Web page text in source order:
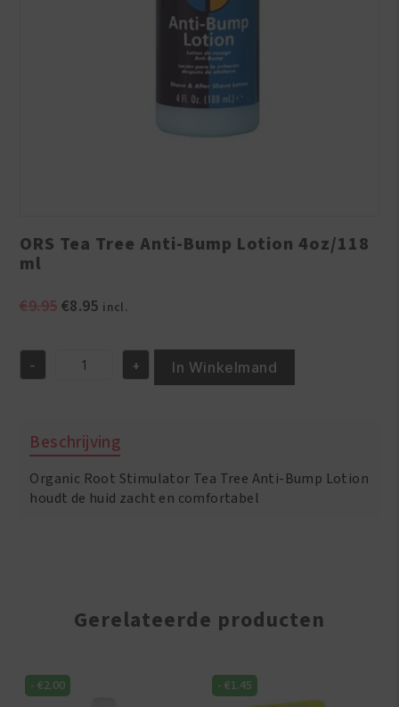
ORS Tea Tree Anti-Bump Lotion 4oz/118
ml
€9.95 Oorspronkelijke
€9.95.
€8.95Huidige
€8.95.
incl.
ORS
Bump
Lotion
4oz/118
ml
- + In Winkelmand
Beschrijving
Organic Root Stimulator Tea Tree Anti-Bump Lotion
houdt de huid zacht en comfortabel
Gerelateerde producten
-€2.00 -€1.45